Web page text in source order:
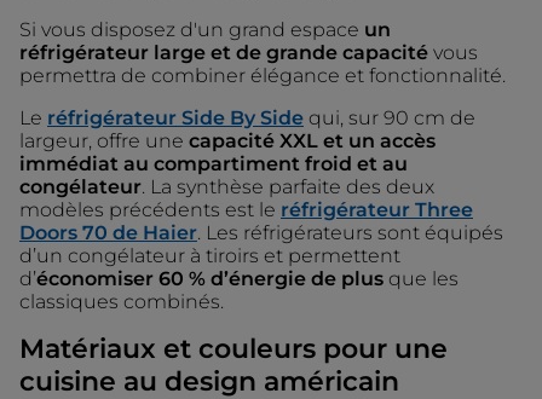
Si vous disposez d'un grand espace un
réfrigérateur large et de grande capacité vous
permettra de combiner élégance et fonctionnalité.
Le réfrigérateur Side By Side qui, sur 90 cm de
largeur, offre une capacité XXL et un accès
immédiat au compartiment froid et au
congélateur. La synthèse parfaite des deux
modèles précédents est le réfrigérateur Three
Doors 70 de Haier. Les réfrigérateurs sont équipés
d’un congélateur à tiroirs et permettent
d’économiser 60 % d’énergie de plus que les
classiques combinés.
Matériaux et couleurs pour une
cuisine au design américain